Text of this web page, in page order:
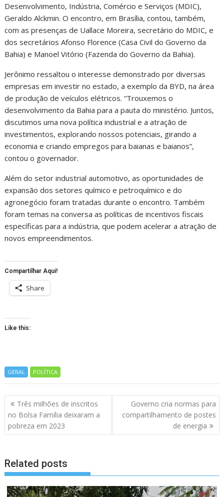
Desenvolvimento, Indústria, Comércio e Serviços (MDIC),
Geraldo Alckmin. O encontro, em Brasília, contou, também,
com as presenças de Uallace Moreira, secretário do MDIC, e
dos secretários Afonso Florence (Casa Civil do Governo da
Bahia) e Manoel Vitório (Fazenda do Governo da Bahia).
Jerônimo ressaltou o interesse demonstrado por diversas
empresas em investir no estado, a exemplo da BYD, na área
de produção de veículos elétricos. “Trouxemos o
desenvolvimento da Bahia para a pauta do ministério. Juntos,
discutimos uma nova política industrial e a atração de
investimentos, explorando nossos potenciais, girando a
economia e criando empregos para baianas e baianos”,
contou o governador.
Além do setor industrial automotivo, as oportunidades de
expansão dos setores químico e petroquímico e do
agronegócio foram tratadas durante o encontro. Também
foram temas na conversa as políticas de incentivos fiscais
específicas para a indústria, que podem acelerar a atração de
novos empreendimentos.
Compartilhar Aqui!
Share
Like this:
GERAL POLÍTICA
Navegação
de
artigos
Três milhões de inscritos
no Bolsa Família deixaram a
pobreza em 2023
Governo cria normas para
compartilhamento de postes
de energia
Related posts